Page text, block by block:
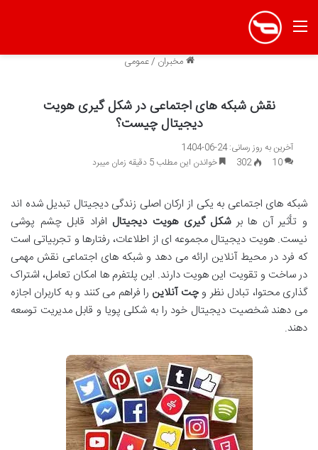
منو
مخبران /عمومی
نقش شبکه های اجتماعی در شکل گیری هویت
دیجیتال چیست؟
آخرین به روز رسانی: 24-06-1404
10
302 خواندن این مطلب 5 دقیقه زمان میبرد
شبکه های اجتماعی به یکی از ارکان اصلی زندگی دیجیتال تبدیل شده اند
و تأثیر آن ها برشکل گیری هویت دیجیتال افراد قابل چشم پوشی
نیست. هویت دیجیتال مجموعه ای از اطلاعات، رفتارها و تجربیاتی است
که فرد در محیط آنلاین ارائه می دهد و شبکه های اجتماعی نقش مهمی
در ساخت و تقویت این هویت دارند. این پلتفرم ها امکان تعامل، اشتراک
گذاری محتوا، تبادل نظر وچت آنلاین را فراهم می کنند و به کاربران اجازه
می دهند شخصیت دیجیتال خود را به شکلی پویا و قابل مدیریت توسعه
دهند.